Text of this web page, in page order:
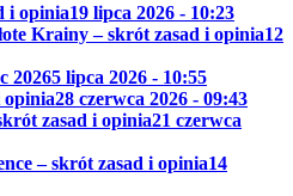
i opinia19 lipca 2026 - 10:23
Krainy – skrót zasad i opinia12
20265 lipca 2026 - 10:55
opinia28 czerwca 2026 - 09:43
zasad i opinia21 czerwca
– skrót zasad i opinia14